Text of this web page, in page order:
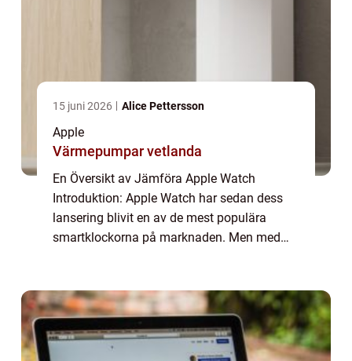
15 juni 2026 Alice Pettersson
Apple
Värmepumpar vetlanda
En Översikt av Jämföra Apple Watch
Introduktion: Apple Watch har sedan dess
lansering blivit en av de mest populära
smartklockorna på marknaden. Men med
som är de...